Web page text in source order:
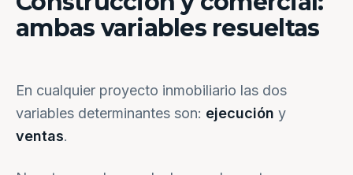
ambas variables resueltas
En cualquier proyecto inmobiliario las dos
variables determinantes son: ejecución y
ventas.